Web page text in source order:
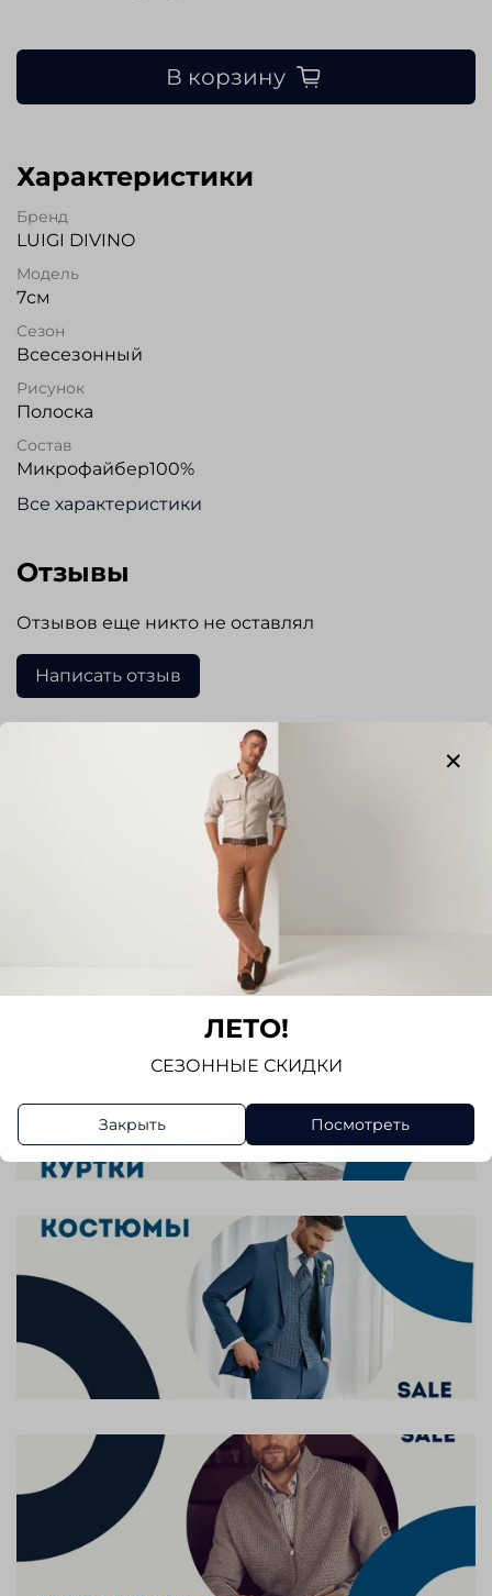
В корзину
Характеристики
Бренд
LUIGI DIVINO
Модель
7см
Сезон
Всесезонный
Рисунок
Полоска
Состав
Микрофайбер100%
Все характеристики
Отзывы
Отзывов еще никто не оставлял
Написать отзыв
ЛЕТО!
СЕЗОННЫЕ СКИДКИ
Закрыть Посмотреть